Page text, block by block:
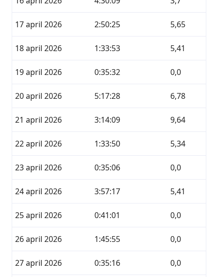
17 april 2026 2:50:25 5,65
18 april 2026 1:33:53 5,41
19 april 2026 0:35:32 0,0
20 april 2026 5:17:28 6,78
21 april 2026 3:14:09 9,64
22 april 2026 1:33:50 5,34
23 april 2026 0:35:06 0,0
24 april 2026 3:57:17 5,41
25 april 2026 0:41:01 0,0
26 april 2026 1:45:55 0,0
27 april 2026 0:35:16 0,0